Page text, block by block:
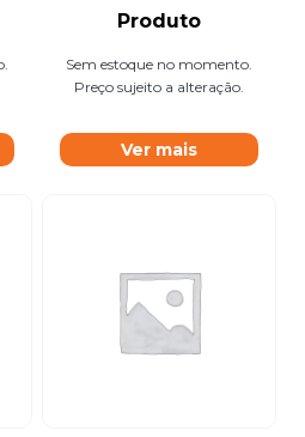
Produto
Sem estoque no momento.
Preço sujeito a alteração.
Ver mais